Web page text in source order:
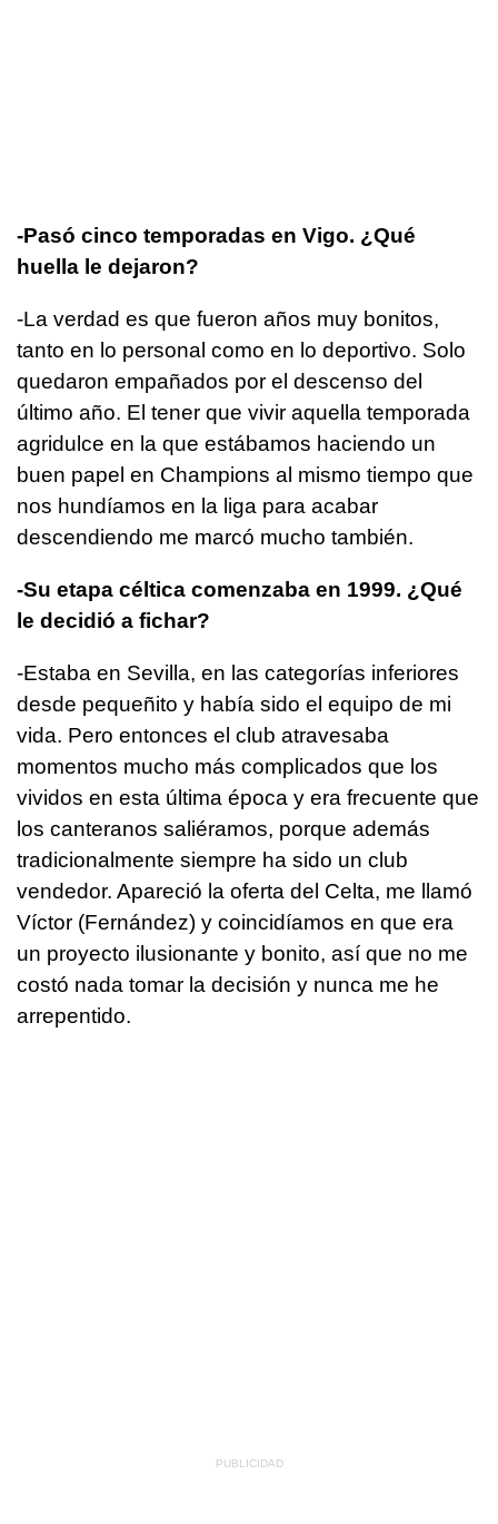
-Pasó cinco temporadas en Vigo. ¿Qué
huella le dejaron?
-La verdad es que fueron años muy bonitos,
tanto en lo personal como en lo deportivo. Solo
quedaron empañados por el descenso del
último año. El tener que vivir aquella temporada
agridulce en la que estábamos haciendo un
buen papel en Champions al mismo tiempo que
nos hundíamos en la liga para acabar
descendiendo me marcó mucho también.
-Su etapa céltica comenzaba en 1999. ¿Qué
le decidió a fichar?
-Estaba en Sevilla, en las categorías inferiores
desde pequeñito y había sido el equipo de mi
vida. Pero entonces el club atravesaba
momentos mucho más complicados que los
vividos en esta última época y era frecuente que
los canteranos saliéramos, porque además
tradicionalmente siempre ha sido un club
vendedor. Apareció la oferta del Celta, me llamó
Víctor (Fernández) y coincidíamos en que era
un proyecto ilusionante y bonito, así que no me
costó nada tomar la decisión y nunca me he
arrepentido.